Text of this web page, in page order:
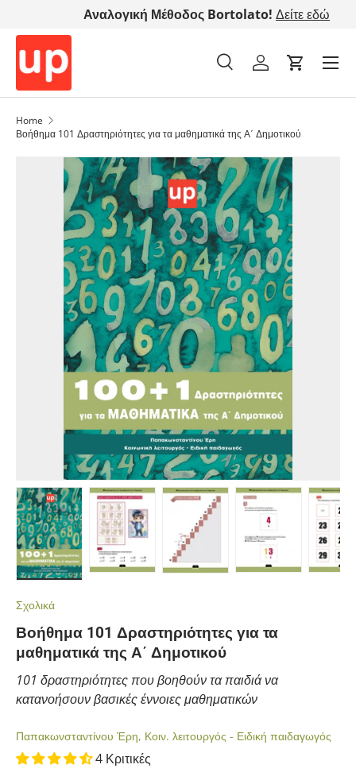
Αναλογική Μέθοδος Bortolato! Δείτε εδώ
Αναζήτηση
Τύπος προϊόντος
ΑναζήτησηΛογαριασμός
Cart
Home
Βοήθημα 101 Δραστηριότητες για τα μαθηματικά της Α΄ Δημοτικού
Load image 1 in gallery view
Load image 2 in gallery view
Load image 3 in gallery view
Load image 4 in
Load
Σχολικά
Βοήθημα 101 Δραστηριότητες για τα
μαθηματικά της Α΄ Δημοτικού
101 δραστηριότητες που βοηθούν τα παιδιά να
κατανοήσουν βασικές έννοιες μαθηματικών
Παπακωνσταντίνου Έρη, Κοιν. λειτουργός - Ειδική παιδαγωγός
4 Κριτικές